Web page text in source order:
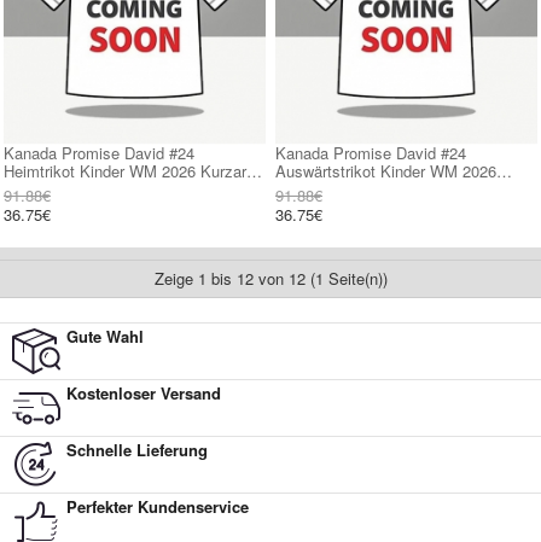
Kanada Promise David #24
Heimtrikot Kinder WM 2026 Kurzarm
(+ kurze hosen)
91.88€
36.75€
Kanada Promise David #24
Auswärtstrikot Kinder WM 2026
Kurzarm (+ kurze hosen)
91.88€
36.75€
Zeige 1 bis 12 von 12 (1 Seite(n))
Gute Wahl
Kostenloser Versand
Schnelle Lieferung
Perfekter Kundenservice